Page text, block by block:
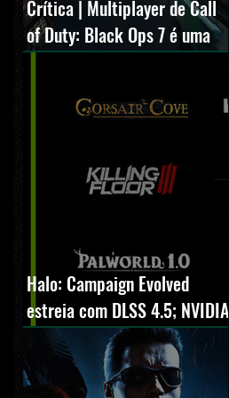
Crítica | Multiplayer de Call
of Duty: Black Ops 7 é uma
experiência positiva,
Halo: Campaign Evolved
estreia com DLSS 4.5; NVIDIA
lança novo GeForce Game
Ready Driver para grandes
lançamentos